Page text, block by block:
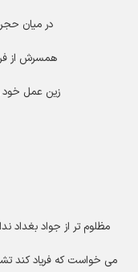
در میان
همسرش از
زین عمل خود
مظلوم تر از جواد بغداد
می خواست که فریاد کند